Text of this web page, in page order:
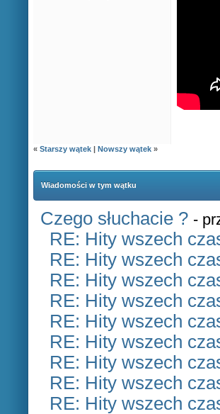
« Starszy wątek | Nowszy wątek »
Wiadomości w tym wątku
Czego słuchacie ? -
RE: Hity wszech
RE: Hity wszech
RE: Hity wszech
RE: Hity wszech
RE: Hity wszech
RE: Hity wszech
RE: Hity wszech
RE: Hity wszech
RE: Hity wszech